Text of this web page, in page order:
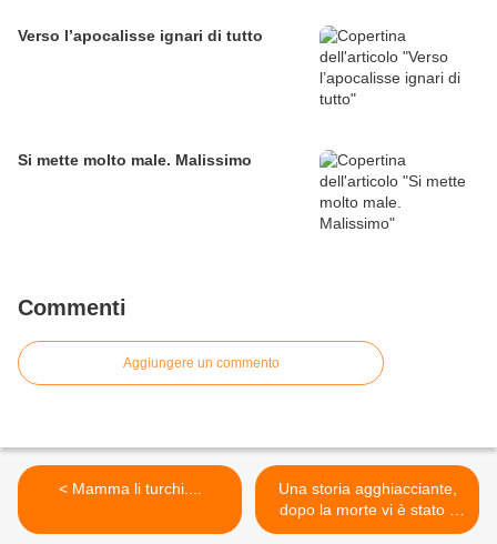
Verso l’apocalisse ignari di tutto
Si mette molto male. Malissimo
Commenti
Aggiungere un commento
< Mamma li turchi....
Una storia agghiacciante,
dopo la morte vi è stato il
vero scempio di quel